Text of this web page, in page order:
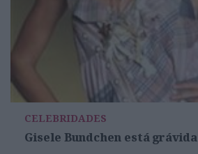
CELEBRIDADES
Gisele Bundchen está grávida